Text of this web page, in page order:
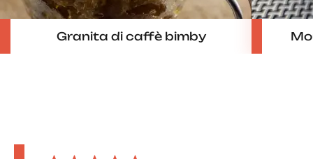
Granita di caffè bimby